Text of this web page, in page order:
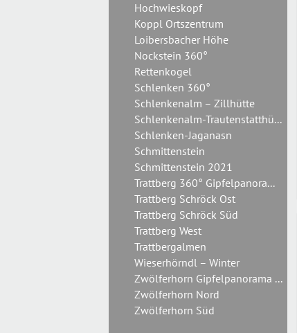
Hochwieskopf
Koppl Ortszentrum
Loibersbacher Höhe
Nockstein 360°
Rettenkogel
Schlenken 360°
Schlenkenalm – Zillhütte
Schlenkenalm-Trautenstatthü...
Schlenken-Jaganasn
Schmittenstein
Schmittenstein 2021
Trattberg 360° Gipfelpanora...
Trattberg Schröck Ost
Trattberg Schröck Süd
Trattberg West
Trattbergalmen
Wieserhörndl – Winter
Zwölferhorn Gipfelpanorama ...
Zwölferhorn Nord
Zwölferhorn Süd